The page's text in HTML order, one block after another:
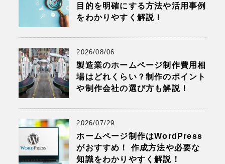
目的を明確にする方法や活用事例
をわかりやすく解説！
2026/08/06
製造業のホームページ制作費用相
場はどれくらい？制作のポイント
や制作会社の選び方も解説！
2026/07/29
ホームページ制作はWordPress
がおすすめ！ 作成方法や必要な
知識をわかりやすく解説！